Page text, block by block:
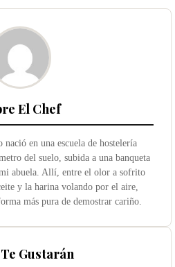
El Chef
en una escuela de hostelería
del suelo, subida a una banqueta
abuela. Allí, entre el olor a sofrito
y la harina volando por el aire,
más pura de demostrar cariño.
Gustarán